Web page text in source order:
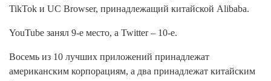
TikTok и UC Browser, принадлежащий китайской Alibaba.
YouTube занял 9-е место, а Twitter – 10-е.
Восемь из 10 лучших приложений принадлежат
американским корпорациям, а два принадлежат китайским